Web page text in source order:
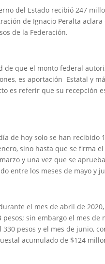
del Estado recibió 247
de Ignacio Peralta
de la Federación.
de que el monto federal
es aportación Estatal y
es referir que su recepción
de hoy solo se han recibido
sino hasta que se firma
y una vez que se
entre los meses de mayo y
el mes de abril de
pesos; sin embargo el mes
330 pesos y el mes de junio,
acumulado de $124